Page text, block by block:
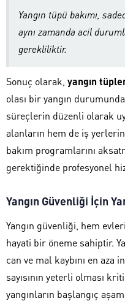
Yangın tüpü bakımı,
aynı zamanda acil
gerekliliktir.
Sonuç olarak, yangın
olası bir yangın
süreçlerin düzenli olarak
alanların hem de iş
bakım programlarını
gerektiğinde profesyonel
Yangın Güvenliği İçin
Yangın güvenliği, hem
hayati bir öneme sahiptir.
can ve mal kaybını en aza
sayısının yeterli olması
yangınların başlangıç